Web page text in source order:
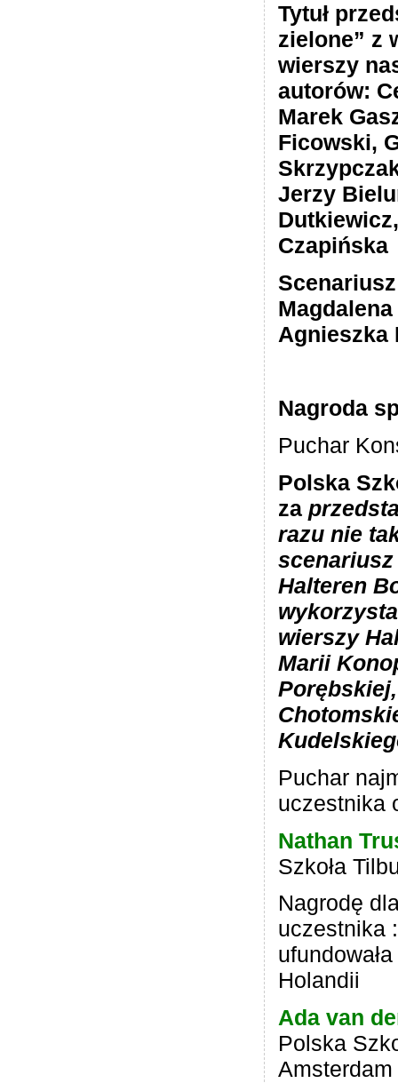
Tytuł
zielone” z
wierszy
autorów:
Marek
Ficowski,
Jerzy
Czapińska
Agnieszka
Nagroda
Puchar
Polska
za
razu nie
Halteren
wierszy
Marii
Puchar
uczestnika
Nathan
Szkoła
Nagrodę
uczestnika
Holandii
Ada van
Polska
Amsterdam